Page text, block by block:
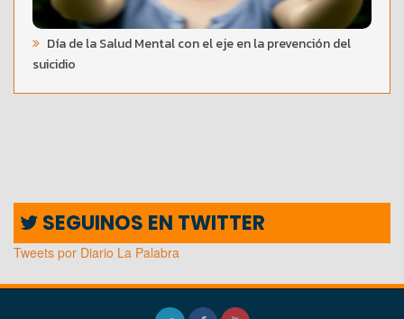
Día de la Salud Mental con el eje en la prevención del
suicidio
SEGUINOS EN TWITTER
Tweets por Diario La Palabra